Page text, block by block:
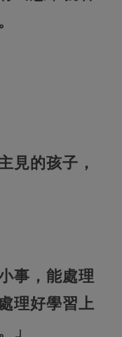
見的孩子，
事，能處理
理好學習上
」